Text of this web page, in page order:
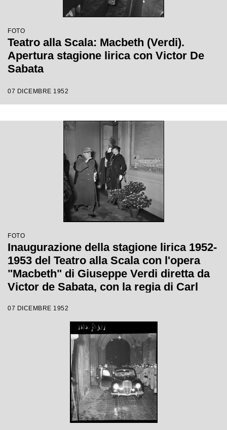
FOTO
Teatro alla Scala: Macbeth (Verdi).
Apertura stagione lirica con Victor De
Sabata
07 DICEMBRE 1952
FOTO
Inaugurazione della stagione lirica 1952-
1953 del Teatro alla Scala con l'opera
"Macbeth" di Giuseppe Verdi diretta da
Victor de Sabata, con la regia di Carl
07 DICEMBRE 1952